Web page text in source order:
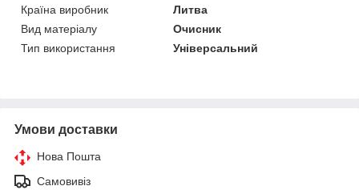
Країна виробник
Литва
Вид матеріалу
Очисник
Тип використання
Універсальний
Умови доставки
Нова Пошта
Самовивіз